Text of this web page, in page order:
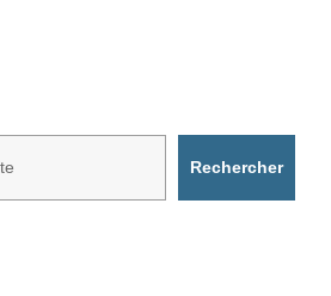
Rechercher